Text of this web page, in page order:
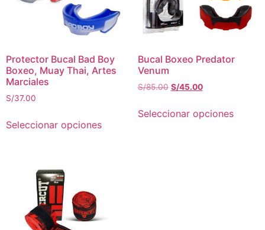
Protector Bucal Bad Boy
Boxeo, Muay Thai, Artes
Marciales
S/37.00
Seleccionar opciones
Bucal Boxeo Predator
Venum
S/85.00 S/45.00
Seleccionar opciones